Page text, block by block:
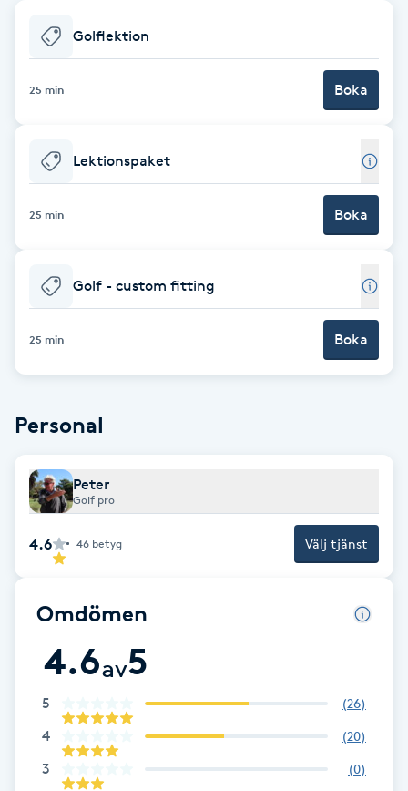
Babylights
Balayage
Barber
BIAB
Blowout
Brynfärgning
Brynplockning
Celluliter
Coachning
Color correction
Golflektion
25 min Boka
Lektionspaket
25 min Boka
Golf - custom fitting
25 min Boka
Personal
Peter
Golf pro
4.6 46 betyg Välj tjänst
Omdömen
4.6av5
5 (26)
4 (20)
3 (0)